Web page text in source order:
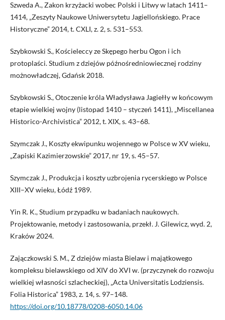
Szweda A., Zakon krzyżacki wobec Polski i Litwy w latach 1411–
1414, „Zeszyty Naukowe Uniwersytetu Jagiellońskiego. Prace
Historyczne” 2014, t. CXLI, z. 2, s. 531–553.
Szybkowski S., Kościeleccy ze Skępego herbu Ogon i ich
protoplaści. Studium z dziejów późnośredniowiecznej rodziny
możnowładczej, Gdańsk 2018.
Szybkowski S., Otoczenie króla Władysława Jagiełły w końcowym
etapie wielkiej wojny (listopad 1410 – styczeń 1411), „Miscellanea
Historico-Archivistica” 2012, t. XIX, s. 43–68.
Szymczak J., Koszty ekwipunku wojennego w Polsce w XV wieku,
„Zapiski Kazimierzowskie” 2017, nr 19, s. 45–57.
Szymczak J., Produkcja i koszty uzbrojenia rycerskiego w Polsce
XIII–XV wieku, Łódź 1989.
Yin R. K., Studium przypadku w badaniach naukowych.
Projektowanie, metody i zastosowania, przekł. J. Gilewicz, wyd. 2,
Kraków 2024.
Zajączkowski S. M., Z dziejów miasta Bielaw i majątkowego
kompleksu bielawskiego od XIV do XVI w. (przyczynek do rozwoju
wielkiej własności szlacheckiej), „Acta Universitatis Lodziensis.
Folia Historica” 1983, z. 14, s. 97–148.
https://doi.org/10.18778/0208-6050.14.06